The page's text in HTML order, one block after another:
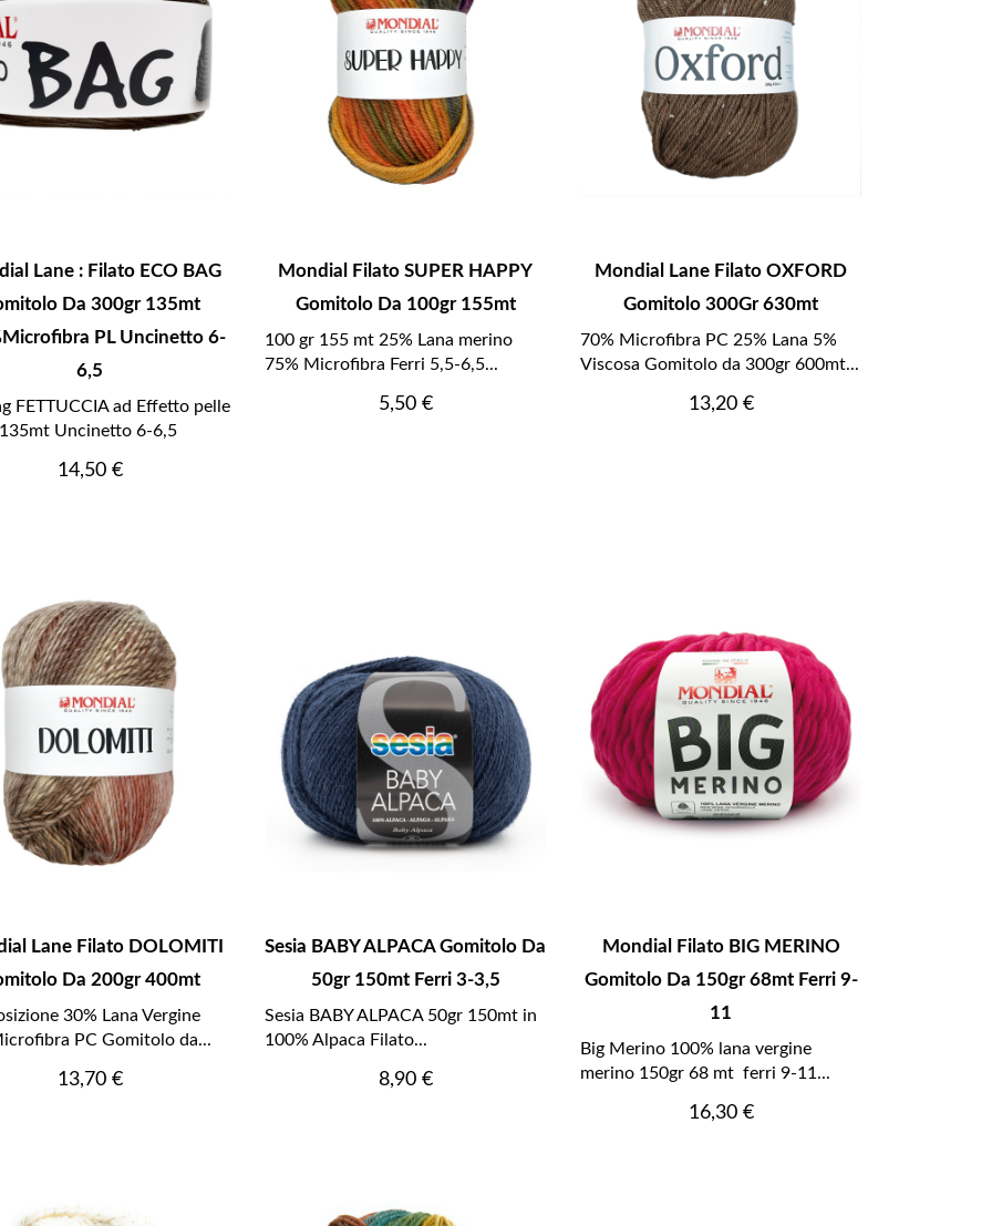
Lane : Filato ECO BAG
Da 300gr 135mt
PL Uncinetto 6-
6,5
FETTUCCIA ad Effetto pelle
Uncinetto 6-6,5
Prezzo
14,50 €
Mondial Filato SUPER HAPPY
Gomitolo Da 100gr 155mt
100 gr 155 mt 25% Lana merino
75% Microfibra Ferri 5,5-6,5...
Prezzo
5,50 €
Mondial Lane Filato OXFORD
Gomitolo 300Gr 630mt
70% Microfibra PC 25% Lana 5%
Viscosa Gomitolo da 300gr 600mt...
Prezzo
13,20 €
Lane Filato DOLOMITI
Da 200gr 400mt
30% Lana Vergine
PC Gomitolo da...
Prezzo
13,70 €
Sesia BABY ALPACA Gomitolo Da
50gr 150mt Ferri 3-3,5
Sesia BABY ALPACA 50gr 150mt in
100% Alpaca Filato...
Prezzo
8,90 €
Mondial Filato BIG MERINO
Gomitolo Da 150gr 68mt Ferri 9-
11
Big Merino 100% lana vergine
merino 150gr 68 mt ferri 9-11...
Prezzo
16,30 €